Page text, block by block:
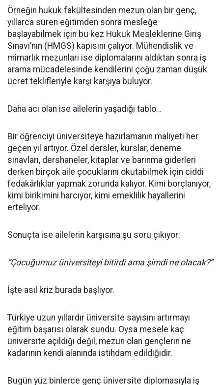
Örneğin hukuk fakültesinden mezun olan bir genç,
yıllarca süren eğitimden sonra mesleğe
başlayabilmek için bu kez Hukuk Mesleklerine Giriş
Sınavı’nın (HMGS) kapısını çalıyor. Mühendislik ve
mimarlık mezunları ise diplomalarını aldıktan sonra iş
arama mücadelesinde kendilerini çoğu zaman düşük
ücret teklifleriyle karşı karşıya buluyor.
Daha acı olan ise ailelerin yaşadığı tablo…
Bir öğrenciyi üniversiteye hazırlamanın maliyeti her
geçen yıl artıyor. Özel dersler, kurslar, deneme
sınavları, dershaneler, kitaplar ve barınma giderleri
derken birçok aile çocuklarını okutabilmek için ciddi
fedakârlıklar yapmak zorunda kalıyor. Kimi borçlanıyor,
kimi birikimini harcıyor, kimi emeklilik hayallerini
erteliyor.
Sonuçta ise ailelerin karşısına şu soru çıkıyor:
“Çocuğumuz üniversiteyi bitirdi ama şimdi ne olacak?”
İşte asıl kriz burada başlıyor.
Türkiye uzun yıllardır üniversite sayısını artırmayı
eğitim başarısı olarak sundu. Oysa mesele kaç
üniversite açıldığı değil, mezun olan gençlerin ne
kadarının kendi alanında istihdam edildiğidir.
Bugün yüz binlerce genç üniversite diplomasıyla iş